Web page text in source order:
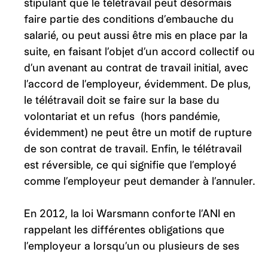
stipulant que le télétravail peut désormais
faire partie des conditions d’embauche du
salarié, ou peut aussi être mis en place par la
suite, en faisant l’objet d’un accord collectif ou
d’un avenant au contrat de travail initial, avec
l’accord de l’employeur, évidemment. De plus,
le télétravail doit se faire sur la base du
volontariat et un refus (hors pandémie,
évidemment) ne peut être un motif de rupture
de son contrat de travail. Enfin, le télétravail
est réversible, ce qui signifie que l’employé
comme l’employeur peut demander à l’annuler.
En 2012, la loi Warsmann conforte l’ANI en
rappelant les différentes obligations que
l’employeur a lorsqu’un ou plusieurs de ses